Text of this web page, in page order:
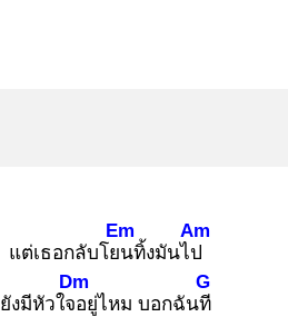
แต่เธอกลับโยน
Em
ทิ้งมันไป
Am
ยังมีหัวใจอ
Dm
ยู่ไหม บอกฉันที
G